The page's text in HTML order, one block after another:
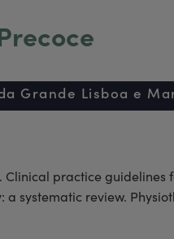
positivos,
Clinical practice
review.
Emprego
Grande Lisboa e